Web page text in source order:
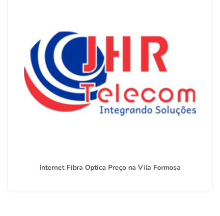
Internet Fibra Óptica Preço na Vila Formosa